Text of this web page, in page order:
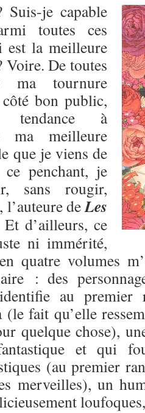
je capable
toutes ces
est la meilleure
Voire. De toutes
ma tournure
bon public,
tendance à
ma meilleure
que je viens de
penchant, je
sans rougir,
l’auteure deLes
d’ailleurs, ce
ni immérité,
quatre volumes
: des
au premier
(le fait qu’elle
quelque chose),
et qui
(au premier
merveilles), un